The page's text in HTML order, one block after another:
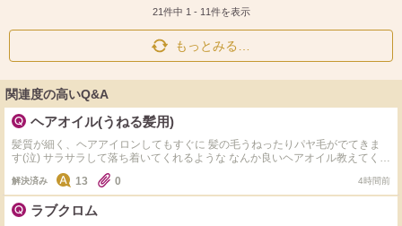
21件中 1 - 11件を表示
もっとみる…
関連度の高いQ&A
ヘアオイル(うねる髪用)
髪質が細く、ヘアアイロンしてもすぐに 髪の毛うねったりパヤ毛がでてきま
す(泣) サラサラして落ち着いてくれるような なんか良いヘアオイル教えてくだ
解決済み 13 0 4時間前
ラブクロム